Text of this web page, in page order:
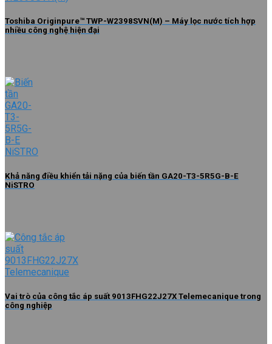
Toshiba Originpure™ TWP-W2398SVN(M) – Máy lọc nước tích hợp
nhiều công nghệ hiện đại
Khả năng điều khiển tải nặng của biến tần GA20-T3-5R5G-B-E
NiSTRO
Vai trò của công tắc áp suất 9013FHG22J27X Telemecanique trong
công nghiệp